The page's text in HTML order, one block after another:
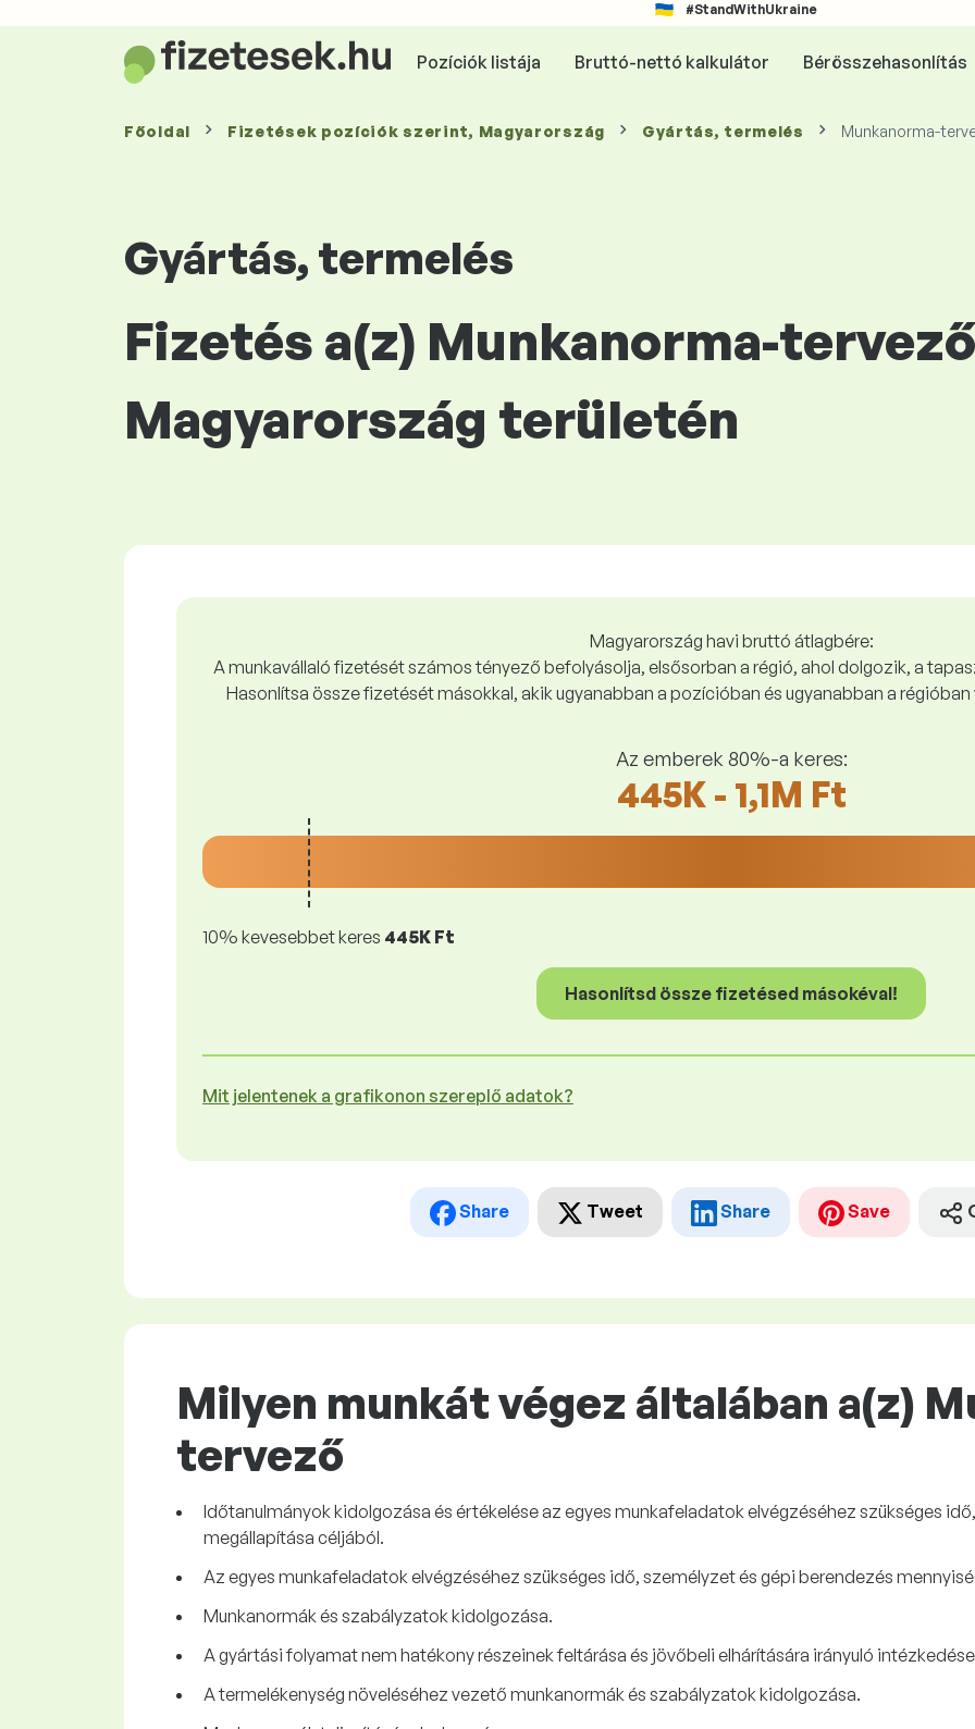
#StandWithUkraine
Pozíciók listája Bruttó-nettó kalkulátor Bérösszehasonlítás
Főoldal Fizetések pozíciók szerint, Magyarország Gyártás, termelés Munkanorma-
Gyártás, termelés
Fizetés a(z) Munkanorma-
Magyarország területén
Magyarország havi bruttó átlagbére:
A munkavállaló fizetését számos tényező befolyásolja, elsősorban a régió, ahol dolgozik, a
Hasonlítsa össze fizetését másokkal, akik ugyanabban a pozícióban és ugyanabban a régióban
Az emberek 80%-a keres:
445K - 1,1M Ft
10% kevesebbet keres 445K Ft
Hasonlítsd össze fizetésed másokéval!
Mit jelentenek a grafikonon szereplő adatok?
Share Tweet Share Save
Milyen munkát végez általában a(z)
tervező
Időtanulmányok kidolgozása és értékelése az egyes munkafeladatok elvégzéséhez szükséges
megállapítása céljából.
Az egyes munkafeladatok elvégzéséhez szükséges idő, személyzet és gépi berendezés
Munkanormák és szabályzatok kidolgozása.
A gyártási folyamat nem hatékony részeinek feltárása és jövőbeli elhárítására irányuló
A termelékenység növeléséhez vezető munkanormák és szabályzatok kidolgozása.